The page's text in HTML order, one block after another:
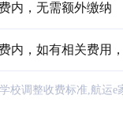
内，无需额外缴纳
内，如有相关费用
校调整收费标准,航运